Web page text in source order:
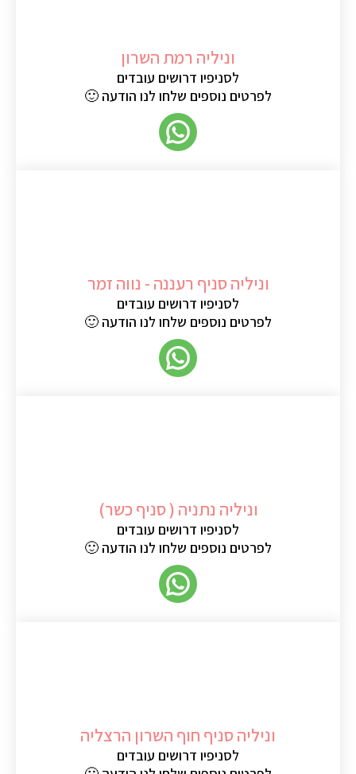
וניליה רמת השרון
לסניפיו דרושים עובדים
לפרטים נוספים שלחו לנו הודעה 🙂
וניליה סניף רעננה - נווה זמר
לסניפיו דרושים עובדים
לפרטים נוספים שלחו לנו הודעה 🙂
וניליה נתניה ( סניף כשר)
לסניפיו דרושים עובדים
לפרטים נוספים שלחו לנו הודעה 🙂
וניליה סניף חוף השרון הרצליה
לסניפיו דרושים עובדים